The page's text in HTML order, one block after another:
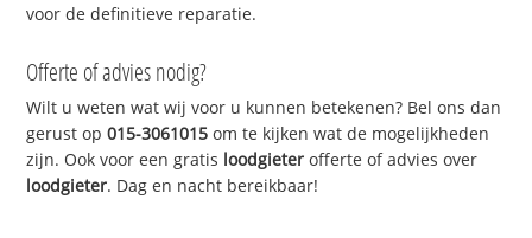
voor de definitieve reparatie.
Offerte of advies nodig?
Wilt u weten wat wij voor u kunnen betekenen? Bel ons dan
gerust op015-3061015 om te kijken wat de mogelijkheden
zijn. Ook voor een gratis loodgieter offerte of advies over
loodgieter. Dag en nacht bereikbaar!